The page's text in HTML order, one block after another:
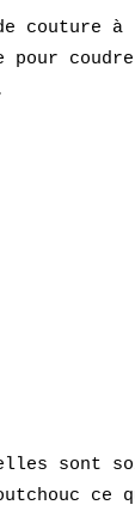
couture à
pour
sont
ce